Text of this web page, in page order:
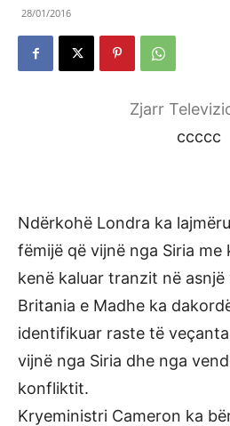
28/01/2016
Zjarr
ccccc
Ndërkohë Londra ka
fëmijë që vijnë nga Siria
kenë kaluar tranzit në
Britania e Madhe ka
identifikuar raste të
vijnë nga Siria dhe nga
konfliktit.
Kryeministri Cameron ka